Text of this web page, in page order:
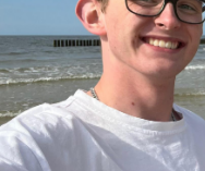
/ Übungsleiter
zum Bachelor of Arts
Hip-Hop-Jazz, Klassischer